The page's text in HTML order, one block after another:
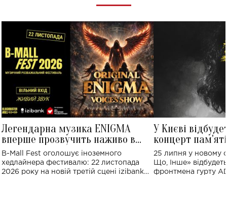
Легендарна музика ENIGMA
вперше прозвучить наживо в
Україні: де відбудеться концерт
B-Mall Fest оголошує іноземного
хедлайнера фестивалю: 22 листопада
2026 року на новій третій сцені izibank
У Києві
концерт
Клименка:
виконають
25 липня у новому
Що, Інше»
фронтмена гурту